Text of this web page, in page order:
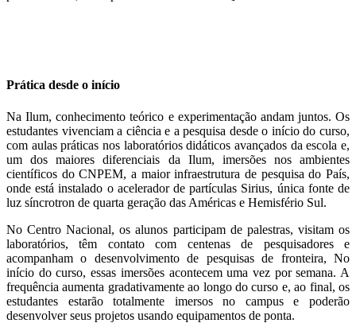
Prática desde o início
Na Ilum, conhecimento teórico e experimentação andam juntos. Os
estudantes vivenciam a ciência e a pesquisa desde o início do curso,
com aulas práticas nos laboratórios didáticos avançados da escola e,
um dos maiores diferenciais da Ilum, imersões nos ambientes
científicos do CNPEM, a maior infraestrutura de pesquisa do País,
onde está instalado o acelerador de partículas Sirius, única fonte de
luz síncrotron de quarta geração das Américas e Hemisfério Sul.
No Centro Nacional, os alunos participam de palestras, visitam os
laboratórios, têm contato com centenas de pesquisadores e
acompanham o desenvolvimento de pesquisas de fronteira, No
início do curso, essas imersões acontecem uma vez por semana. A
frequência aumenta gradativamente ao longo do curso e, ao final, os
estudantes estarão totalmente imersos no campus e poderão
desenvolver seus projetos usando equipamentos de ponta.